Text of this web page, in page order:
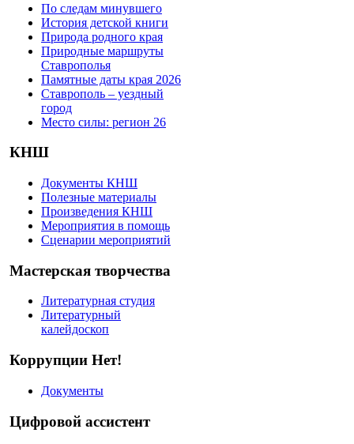
По следам минувшего
История детской книги
Природа родного края
Природные маршруты
Ставрополья
Памятные даты края 2026
Ставрополь – уездный
город
Место силы: регион 26
КНШ
Документы КНШ
Полезные материалы
Произведения КНШ
Мероприятия в помощь
Сценарии мероприятий
Мастерская творчества
Литературная студия
Литературный
калейдоскоп
Коррупции Нет!
Документы
Цифровой ассистент